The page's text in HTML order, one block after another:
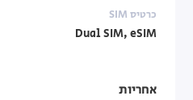
כרטיס SIM
Dual SIM, eSIM
אחריות